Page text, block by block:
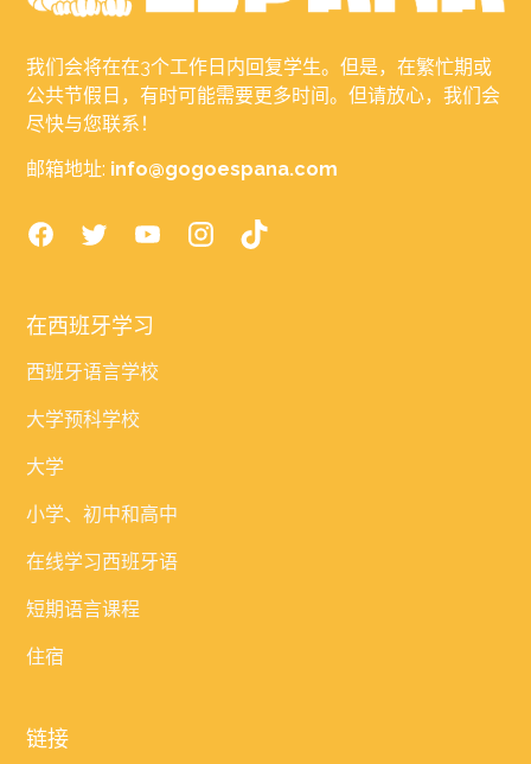
我们会将在在3个工作日内回复学生。但是，在繁忙期或
公共节假日，有时可能需要更多时间。但请放心，我们会
尽快与您联系！
邮箱地址: info@gogoespana.com
在西班牙学习
西班牙语言学校
大学预科学校
大学
小学、初中和高中
在线学习西班牙语
短期语言课程
住宿
链接